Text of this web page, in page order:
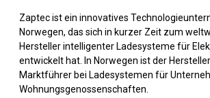
Zaptec ist ein innovatives
Norwegen, das sich in kurzer Zeit zum
Hersteller intelligenter Ladesysteme für
entwickelt hat. In Norwegen ist der
Marktführer bei Ladesystemen für
Wohnungsgenossenschaften.